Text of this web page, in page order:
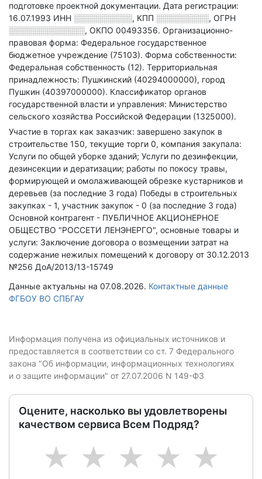
подготовке проектной документации. Дата регистрации:
16.07.1993 ИНН ░░░░░░░░░░, КПП ░░░░░░░░░, ОГРН
░░░░░░░░░░░░░, ОКПО 00493356. Организационно-
правовая форма: Федеральное государственное
бюджетное учреждение (75103). Форма собственности:
Федеральная собственность (12). Территориальная
принадлежность: Пушкинский (40294000000), город
Пушкин (40397000000). Классификатор органов
государственной власти и управления: Министерство
сельского хозяйства Российской Федерации (1325000).
Участие в торгах как заказчик: завершено закупок в
строительстве 150, текущие торги 0, компания закупала:
Услуги по общей уборке зданий; Услуги по дезинфекции,
дезинсекции и дератизации; работы по покосу травы,
формирующей и омолаживающей обрезке кустарников и
деревьев (за последние 3 года) Победы в строительных
закупках - 1, участник закупок - 0 (за последние 3 года)
Основной контрагент - ПУБЛИЧНОЕ АКЦИОНЕРНОЕ
ОБЩЕСТВО "РОССЕТИ ЛЕНЭНЕРГО", основные товары и
услуги: Заключение договора о возмещении затрат на
содержание нежилых помещений к договору от 30.12.2013
№256 ДоА/2013/13-15749
Данные актуальны на 07.08.2026. Контактные данные
ФГБОУ ВО СПБГАУ
Информация получена из официальных источников и
предоставляется в соответствии со ст. 7 Федерального
закона "Об информации, информационных технологиях
и о защите информации" от 27.07.2006 N 149-ФЗ
Оцените, насколько вы удовлетворены
качеством сервиса Всем Подряд?
5
4
3
2
1